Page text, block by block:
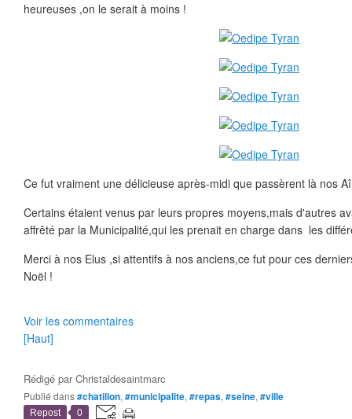
heureuses ,on le serait à moins !
Ce fut vraiment une délicieuse après-midi que passèrent là nos
Certains étaient venus par leurs propres moyens,mais d'autres
affrêté par la Municipalité,qui les prenait en charge dans les
Merci à nos Elus ,si attentifs à nos anciens,ce fut pour ces
Noël !
Voir les commentaires
[Haut]
Rédigé parChristaldesaintmarc
Publié dans#chatillon, #municipalite, #repas, #seine, #ville
Repost 0